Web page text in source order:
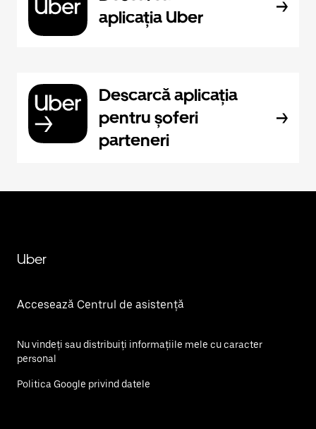
aplicația Uber
Descarcă aplicația
pentru șoferi
parteneri
Uber
Accesează Centrul de asistență
Nu vindeți sau distribuiți informațiile mele cu caracter
personal
Politica Google privind datele